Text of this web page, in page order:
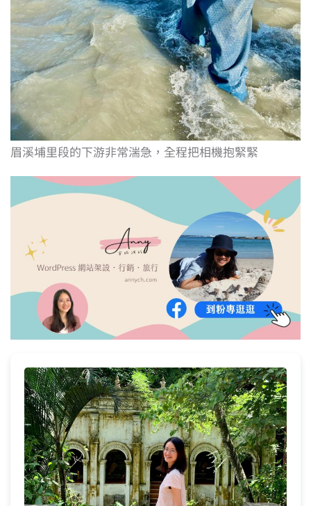
眉溪埔里段的下游非常湍急，全程把相機抱緊緊